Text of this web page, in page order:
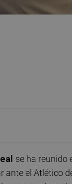
se ha reunido
ante el Atlético